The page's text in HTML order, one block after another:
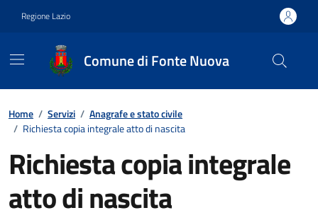
Regione Lazio
Comune di Fonte Nuova
Contenuti in evidenza
Home / Servizi / Anagrafe e stato civile
/ Richiesta copia integrale atto di nascita
Richiesta copia integrale
atto di nascita